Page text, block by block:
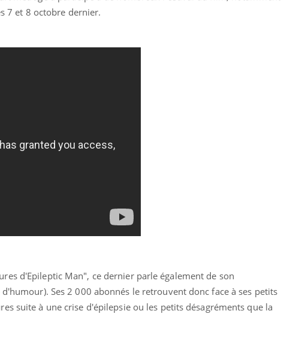
7 et 8 octobre dernier.
d'Epileptic Man", ce dernier parle également de son
Ses 2 000 abonnés le retrouvent donc face à ses petits
suite à une crise d'épilepsie ou les petits désagréments que la